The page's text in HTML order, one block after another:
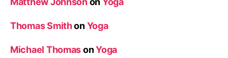
Thomas SmithonYoga
Michael ThomasonYoga